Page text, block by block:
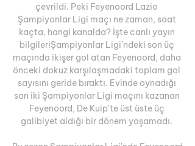
çevrildi. Peki Feyenoord Lazio
Şampiyonlar Ligi maçı ne zaman, saat
kaçta, hangi kanalda? İşte canlı yayın
bilgileriŞampiyonlar Ligi'ndeki son üç
maçında ikişer gol atan Feyenoord, daha
önceki dokuz karşılaşmadaki toplam gol
sayısını geride bıraktı. Evinde oynadığı
son iki Şampiyonlar Ligi maçını kazanan
Feyenoord, De Kuip'te üst üste üç
galibiyet aldığı bir dönem yaşamadı.